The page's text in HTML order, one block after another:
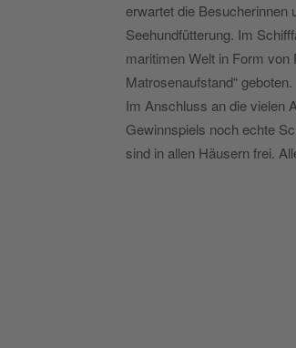
erwartet die Besucherinnen
Seehundfütterung. Im
maritimen Welt in Form
Matrosenaufstand“ geboten.
Im Anschluss an die vielen
Gewinnspiels noch echte
sind in allen Häusern frei.